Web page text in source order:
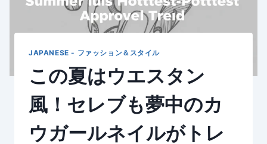
JAPANESE - ファッション＆スタイル
この夏はウエスタン
風！セレブも夢中のカ
ウガールネイルがトレ